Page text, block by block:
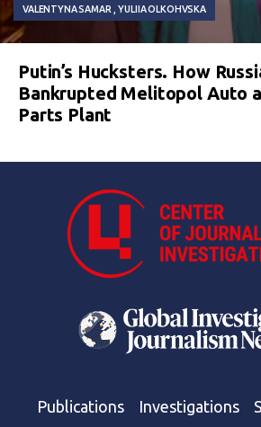
VALENTYNA SAMAR YULIIA OLKOHVSKA
Putin’s Hucksters. How
Bankrupted Melitopol Auto
Parts Plant
Publications Investigations